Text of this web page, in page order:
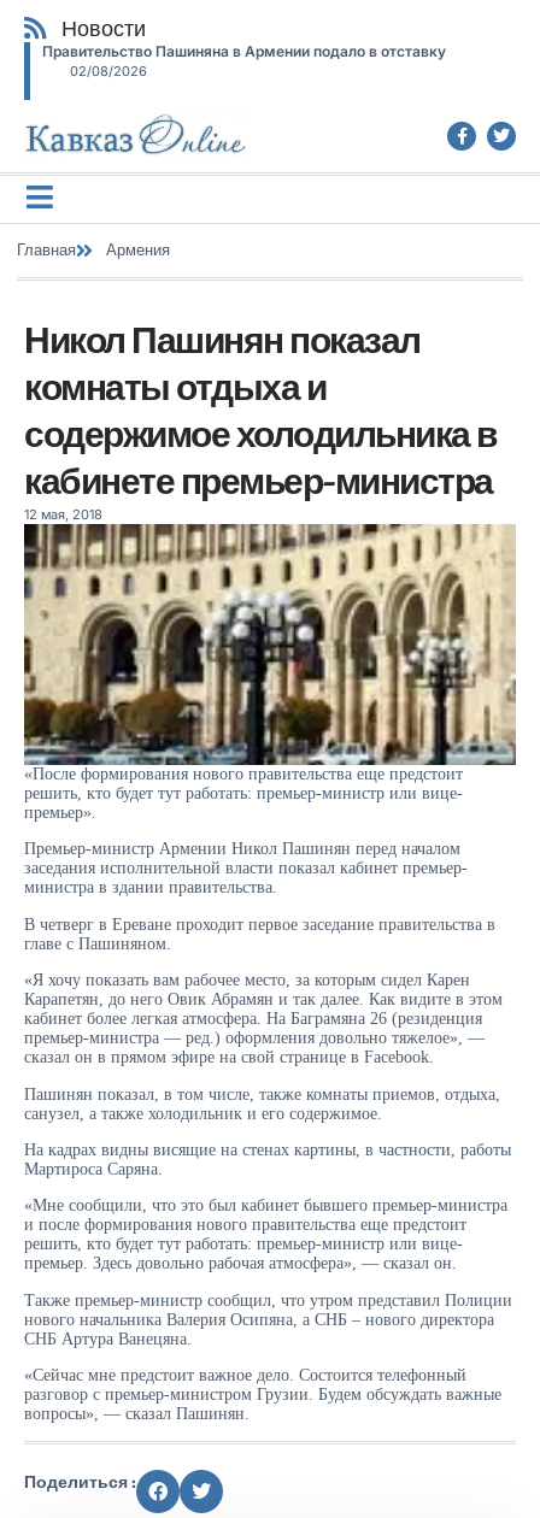
Новости
Правительство Пашиняна в Армении подало в отставку
02/08/2026
Главная Армения
Никол Пашинян показал
комнаты отдыха и
содержимое холодильника в
кабинете премьер-министра
12 мая, 2018
«После формирования нового правительства еще предстоит
решить, кто будет тут работать: премьер-министр или вице-
премьер».
Премьер-министр Армении Никол Пашинян перед началом
заседания исполнительной власти показал кабинет премьер-
министра в здании правительства.
В четверг в Ереване проходит первое заседание правительства в
главе с Пашиняном.
«Я хочу показать вам рабочее место, за которым сидел Карен
Карапетян, до него Овик Абрамян и так далее. Как видите в этом
кабинет более легкая атмосфера. На Баграмяна 26 (резиденция
премьер-министра — ред.) оформления довольно тяжелое», —
сказал он в прямом эфире на свой странице в Facebook.
Пашинян показал, в том числе, также комнаты приемов, отдыха,
санузел, а также холодильник и его содержимое.
На кадрах видны висящие на стенах картины, в частности, работы
Мартироса Саряна.
«Мне сообщили, что это был кабинет бывшего премьер-министра
и после формирования нового правительства еще предстоит
решить, кто будет тут работать: премьер-министр или вице-
премьер. Здесь довольно рабочая атмосфера», — сказал он.
Также премьер-министр сообщил, что утром представил Полиции
нового начальника Валерия Осипяна, а СНБ – нового директора
СНБ Артура Ванецяна.
«Сейчас мне предстоит важное дело. Состоится телефонный
разговор с премьер-министром Грузии. Будем обсуждать важные
вопросы», — сказал Пашинян.
Поделиться :